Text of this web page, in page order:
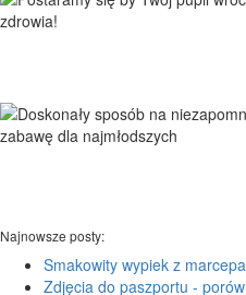
Najnowsze posty:
Smakowity wypiek z
Zdjęcia do paszportu -